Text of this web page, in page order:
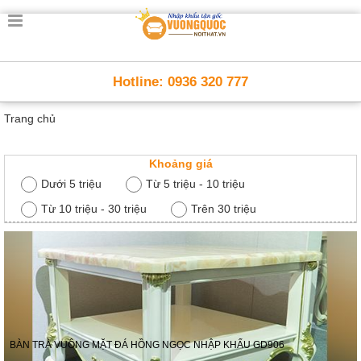
Trang
Thông
Minh
Nội
Thất
Nội
Hotline: 0936 320 777
Trang chủ
Khoảng giá
Dưới 5 triệu
Từ 5 triệu - 10 triệu
Từ 10 triệu - 30 triệu
Trên 30 triệu
BÀN TRÀ VUÔNG MẶT ĐÁ HỒNG NGỌC NHẬP KHẨU GD906